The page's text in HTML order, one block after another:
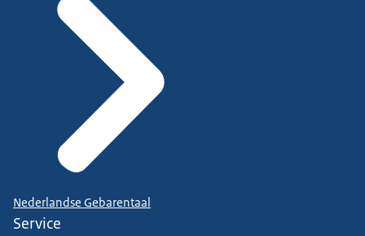
Nederlandse Gebarentaal
Service